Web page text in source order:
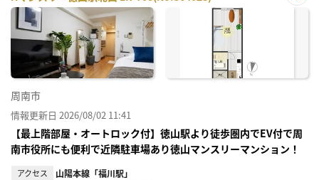
お気
周南市
情報更新日 2026/08/02 11:41
【最上階部屋・オートロック付】徳山駅より徒歩圏内でEV付で周
南市役所にも便利で近隣駐車場あり徳山マンスリーマンション！
アクセス 山陽本線「福川駅」